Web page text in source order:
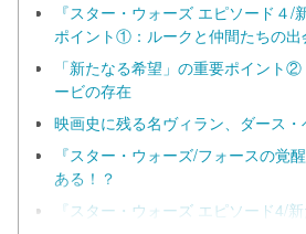
『スター・ウォーズ エピソード４/
ポイント①：ルークと仲間たちの出
「新たなる希望」の重要ポイント
ービの存在
映画史に残る名ヴィラン、ダース・
『スター・ウォーズ/フォースの覚
ある！？
『スター・ウォーズ エピソード4/